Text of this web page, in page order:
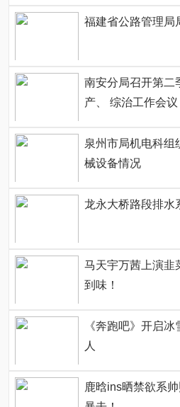
福建省公路管理局
南安分局召开第二
产、 综治工作会议
泉州市局机电科组
械设备情况
龙永大桥路段排水
马天宇万茜上演韭
到味！
《奔跑吧》开启
人
鹿晗ins晒禁欲系